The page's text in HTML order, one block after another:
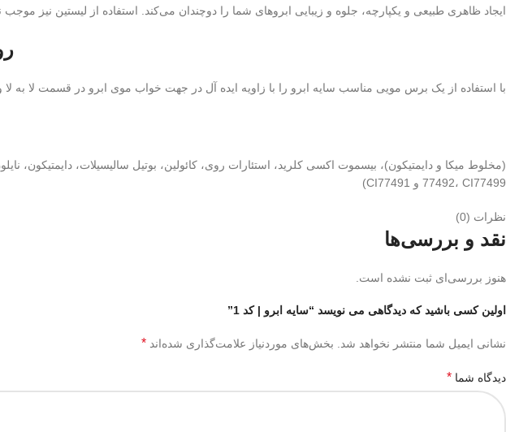
ایجاد ظاهری طبیعی و یکپارچه، جلوه و زیبایی ابروهای شما را دوچندان می‌کند. استفاده از لیستین نیز
با استفاده از یک برس مویی مناسب سایه ابرو را با زاویه ایده آل در جهت خواب موی ابرو در قسمت لا به
77492، CI77499 و CI77491)
نظرات (0)
نقد و بررسی‌ها
هنوز بررسی‌ای ثبت نشده است.
اولین کسی باشید که دیدگاهی می نویسد “سایه ابرو | کد 1”
نشانی ایمیل شما منتشر نخواهد شد. بخش‌های موردنیاز علامت‌گذاری شده‌اند *
دیدگاه شما *